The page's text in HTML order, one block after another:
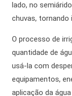
lado, no
chuvas, tornando
O processo de
quantidade de
usá-la com
equipamentos,
aplicação da